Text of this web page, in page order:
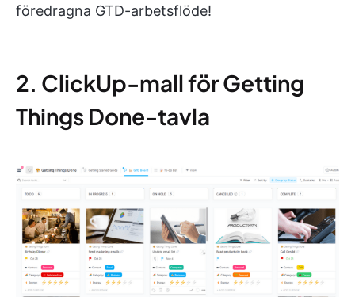
föredragna GTD-arbetsflöde!
2. ClickUp-mall för Getting
Things Done-tavla